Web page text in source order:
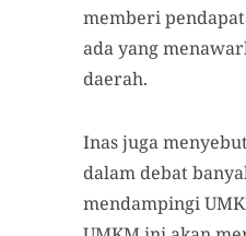
memberi
ada yang
daerah.
Inas juga
dalam debat
mendampingi